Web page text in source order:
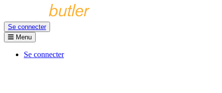
Se connecter
Menu
Se connecter